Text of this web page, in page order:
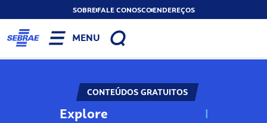
SOBREFALE CONOSCOENDEREÇOS
MENU
CONTEÚDOS GRATUITOS
Explore N